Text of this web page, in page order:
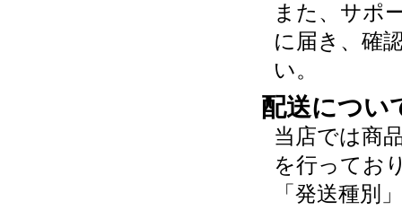
また、サポ
に届き、確
い。
配送につい
当店では商
を行ってお
「発送種別